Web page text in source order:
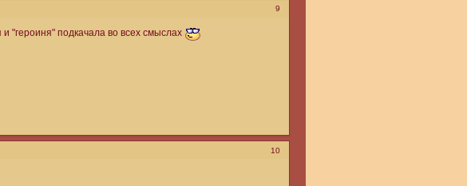
9
"героиня" подкачала во всех смыслах
10